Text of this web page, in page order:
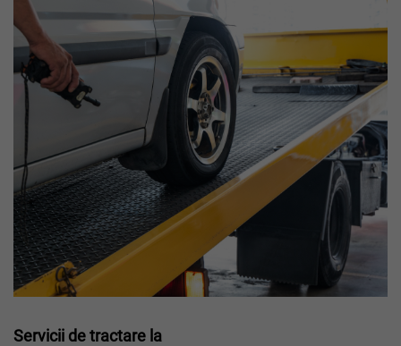
Servicii de tractare la